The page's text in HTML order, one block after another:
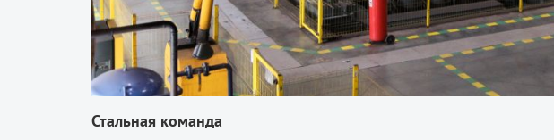
Стальная команда